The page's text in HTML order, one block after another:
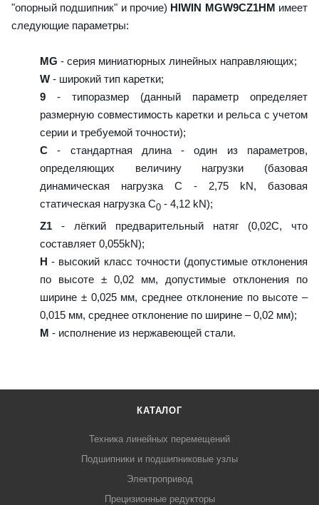
"опорный подшипник" и прочие) HIWIN MGW9CZ1HM имеет
следующие параметры:
MG - серия миниатюрных линейных направляющих;
W - широкий тип каретки;
9 - типоразмер (данный параметр определяет
размерную совместимость каретки и рельса с учетом
серии и требуемой точности);
C - стандартная длина - один из параметров,
определяющих величину нагрузки (базовая
динамическая нагрузка C - 2,75 kN, базовая
статическая нагрузка С0 - 4,12 kN);
Z1 - лёгкий предварительный натяг (0,02C, что
составляет 0,055kN);
H - высокий класс точности (допустимые отклонения
по высоте ± 0,02 мм, допустимые отклонения по
ширине ± 0,025 мм, среднее отклонение по высоте –
0,015 мм, среднее отклонение по ширине – 0,02 мм);
M - исполнение из нержавеющей стали.
КАТАЛОГ
Техника линейных перемещений
Подшипники и подшипниковые узлы
Электропривод
Прецизионные редукторы